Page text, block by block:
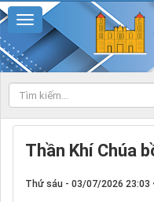
Thần Khí Chúa
Thứ sáu - 03/07/2026 23:03